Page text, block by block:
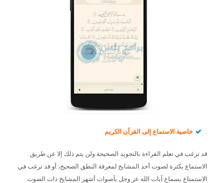
خاصية الاستماع إلى القرآن الكريم
قد ترغب في تعلم القراءة بالتجويد الصحيحة ولن يتم ذلك إلا عن طريق
الاستماع بكثرة لصوت أحد المشايخ لمعرفة النطق الصحيح، أو قد ترغب في
الاستمتاع بسماع آيات الله عز وجل بأصوات أشهر المشايخ ذات الصوت